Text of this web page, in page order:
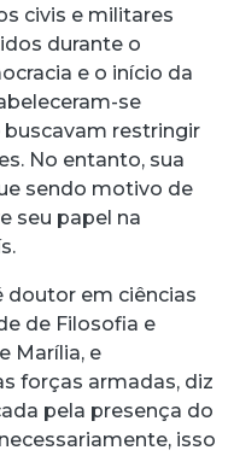
civis e militares
durante o
e o início da
se
restringir
No entanto, sua
sendo motivo de
seu papel na
doutor em ciências
de Filosofia e
Marília, e
forças armadas, diz
pela presença do
isso